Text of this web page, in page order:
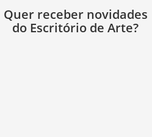
Quer receber novidades
do Escritório de Arte?